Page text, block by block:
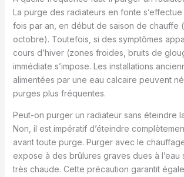
La purge des radiateurs en fonte
fois par an, en début de saison de chauffe
octobre). Toutefois, si des symptômes
cours d’hiver (zones froides, bruits de
immédiate s’impose. Les installations
alimentées par une eau calcaire peuvent
purges plus fréquentes.
Peut-on purger un radiateur sans éteindre
Non, il est impératif d’éteindre
avant toute purge. Purger avec le
expose à des brûlures graves dues à l’eau
très chaude. Cette précaution garantit